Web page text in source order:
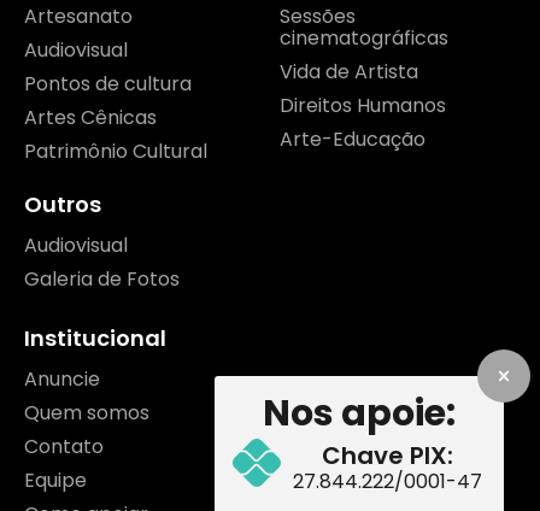
Nos apoie:
Chave PIX:
27.844.222/0001-47
Artesanato
Audiovisual
Pontos de cultura
Artes Cênicas
Patrimônio Cultural
Sessões
cinematográficas
Vida de Artista
Direitos Humanos
Arte-Educação
Outros
Audiovisual
Galeria de Fotos
Institucional
Anuncie
Quem somos
Contato
Equipe